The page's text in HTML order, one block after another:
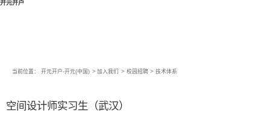
开元开户
当前位置： 开元开户-开元(中国) > 加入我们 > 校园招聘 > 技术体系
空间设计师实习生（武汉）